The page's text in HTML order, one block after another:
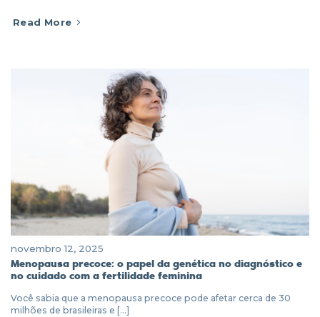
Read More
novembro 12, 2025
Menopausa precoce: o papel da genética no diagnóstico e
no cuidado com a fertilidade feminina
Você sabia que a menopausa precoce pode afetar cerca de 30
milhões de brasileiras e [...]